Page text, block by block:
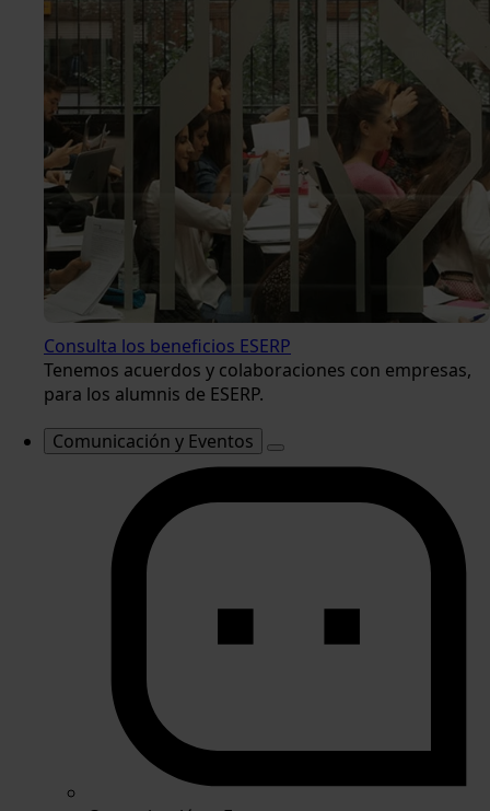
Consulta los beneficios ESERP
Tenemos acuerdos y colaboraciones con empresas,
para los alumnis de ESERP.
Comunicación y Eventos